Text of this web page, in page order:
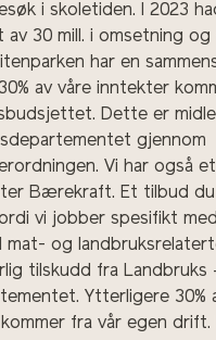
i skoletiden. I 2023
av 30 mill. i omsetning
har en
av våre inntekter
Dette er
gjennom
Vi har også
Bærekraft. Et tilbud
vi jobber spesifikt
og
tilskudd fra Landbruks
Ytterligere 30%
fra vår egen drift.